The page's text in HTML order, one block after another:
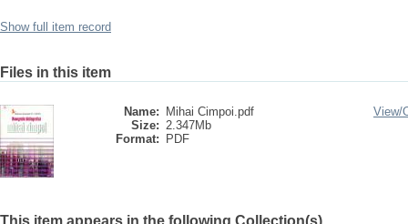
Show full item record
Files in this item
Name:
Mihai Cimpoi.pdf
Size: 2.347Mb
Format:
PDF
View/
This item appears in the following Collection(s)